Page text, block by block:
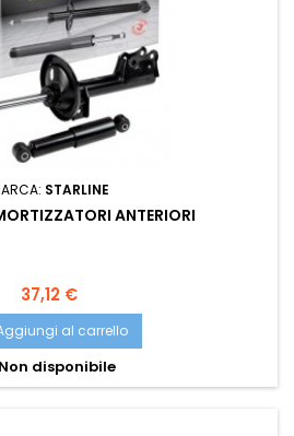
STARLINE
ANTERIORI
Prezzo
37,12 €
al carrello
Non disponibile